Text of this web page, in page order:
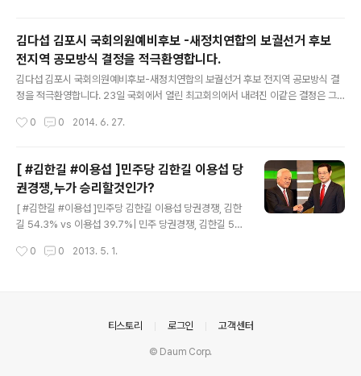
김다섭 김포시 국회의원예비후보 -새정치연합의 보궐선거 후보
전지역 공모방식 결정을 적극환영합니다.
김다섭 김포시 국회의원예비후보-새정치연합의 보궐선거 후보 전지역 공모방식 결
정을 적극환영합니다. 23일 국회에서 열린 최고회의에서 내려진 이같은 결정은 그
이라고 생각합니다. 김포발전을 들어올리는 작은거인'을 캐치프레이즈로 내세운 저
전략공천이라는 이름아래 거론되던 당사자 본인도 부인하는 온갖 설이 난무했습니
다. 이제 시민과당원들을 혼란스럽게했던 안개가걷히고 지역사회에 새로운 희망의
푸른연기가 피어오르는 느낌입니다. 결코 실망시켜 드리지 않을 것입니다. 7월 30
일 승리의 결과로 보여드리겠습니다. 저와 정치적 동지이자 사적우로 선배님이신 김
포시 새..
0 0 2014. 6. 27.
[ #김한길 #이용섭 ]민주당 김한길 이용섭 당
권경쟁,누가 승리할것인가?
[ #김한길 #이용섭 ]민주당 김한길 이용섭 당권경쟁, 김한
길 54.3% vs 이용섭 39.7%| 민주 당권경쟁, 김한길 54.
통합당 5·4전당대회 당권경쟁이 김한길·이용섭(기호순) 후
으로 당대표 경선 후보 지지도를 조사한 결과에 따르면 김
얻었다. 지역별로는 김한길 후보는 전남 대의원 사이에서 6
0 0 2013. 5. 1.
티스토리 로그인 고객센터
© Daum Corp.